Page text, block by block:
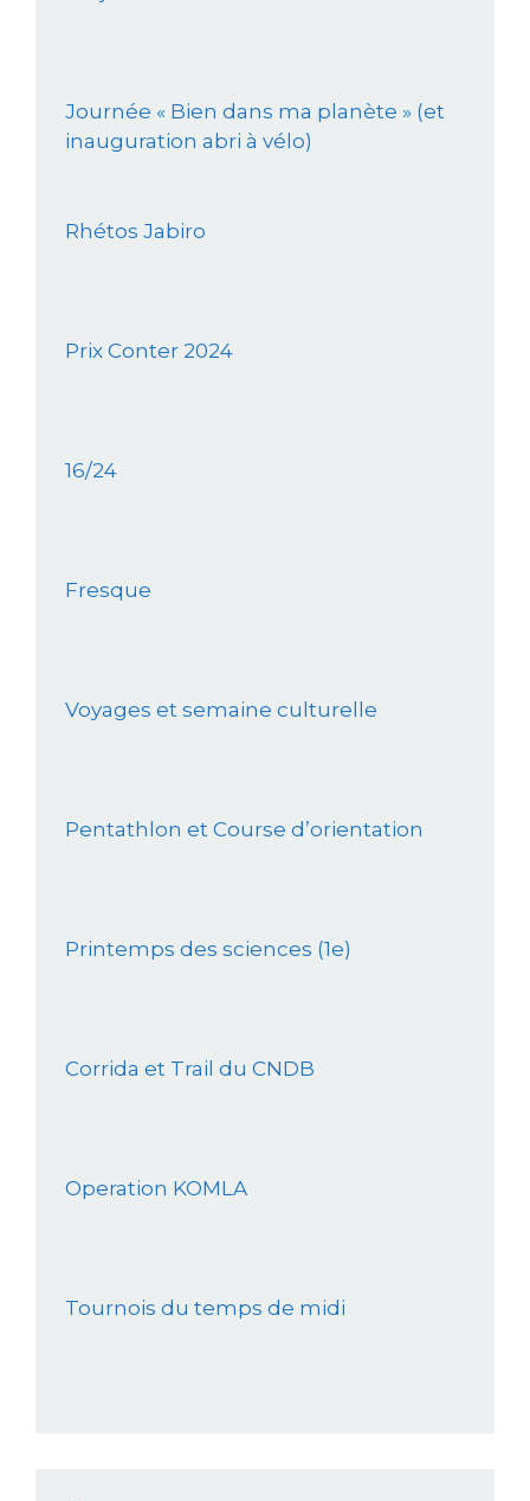
Journée « Bien dans ma planète » (et
inauguration abri à vélo)
Rhétos Jabiro
Prix Conter 2024
16/24
Fresque
Voyages et semaine culturelle
Pentathlon et Course d’orientation
Printemps des sciences (1e)
Corrida et Trail du CNDB
Operation KOMLA
Tournois du temps de midi